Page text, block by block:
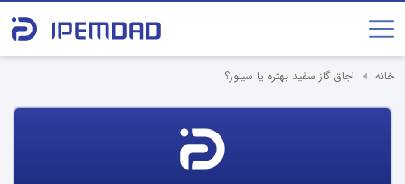
خانه اجاق گاز سفید بهتره یا سیلور؟